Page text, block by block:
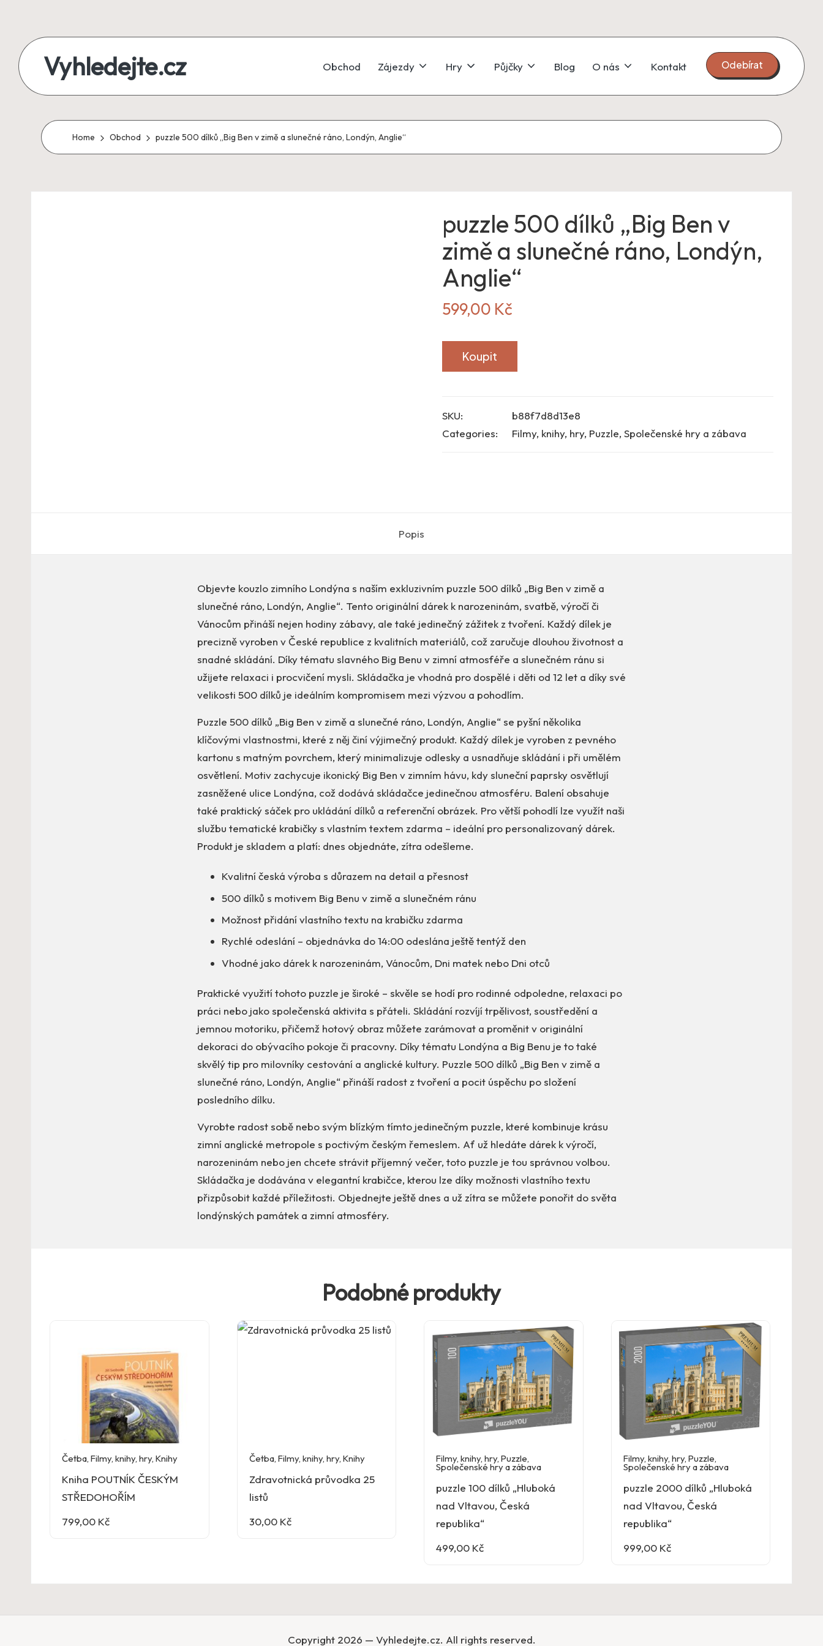
content
Vyhledejte.cz
produkty
i
Obchod Zájezdy Hry Půjčky Blog O nás Kontakt Odebírat
Home Obchod puzzle 500 dílků „Big Ben v zimě a slunečné ráno, Londýn, Anglie“
puzzle 500 dílků „Big Ben v
zimě a slunečné ráno, Londýn,
Anglie“
599,00 Kč
Koupit
SKU:
b88f7d8d13e8
Categories:
Filmy, knihy, hry, Puzzle, Společenské hry a zábava
Popis
Objevte kouzlo zimního Londýna s naším exkluzivním puzzle 500 dílků „Big Ben v zimě a
slunečné ráno, Londýn, Anglie“. Tento originální dárek k narozeninám, svatbě, výročí či
Vánocům přináší nejen hodiny zábavy, ale také jedinečný zážitek z tvoření. Každý dílek je
precizně vyroben v České republice z kvalitních materiálů, což zaručuje dlouhou životnost a
snadné skládání. Díky tématu slavného Big Benu v zimní atmosféře a slunečném ránu si
užijete relaxaci i procvičení mysli. Skládačka je vhodná pro dospělé i děti od 12 let a díky své
velikosti 500 dílků je ideálním kompromisem mezi výzvou a pohodlím.
Puzzle 500 dílků „Big Ben v zimě a slunečné ráno, Londýn, Anglie“ se pyšní několika
klíčovými vlastnostmi, které z něj činí výjimečný produkt. Každý dílek je vyroben z pevného
kartonu s matným povrchem, který minimalizuje odlesky a usnadňuje skládání i při umělém
osvětlení. Motiv zachycuje ikonický Big Ben v zimním hávu, kdy sluneční paprsky osvětlují
zasněžené ulice Londýna, což dodává skládačce jedinečnou atmosféru. Balení obsahuje
také praktický sáček pro ukládání dílků a referenční obrázek. Pro větší pohodlí lze využít naši
službu tematické krabičky s vlastním textem zdarma – ideální pro personalizovaný dárek.
Produkt je skladem a platí: dnes objednáte, zítra odešleme.
Kvalitní česká výroba s důrazem na detail a přesnost
500 dílků s motivem Big Benu v zimě a slunečném ránu
Možnost přidání vlastního textu na krabičku zdarma
Rychlé odeslání – objednávka do 14:00 odeslána ještě tentýž den
Vhodné jako dárek k narozeninám, Vánocům, Dni matek nebo Dni otců
Praktické využití tohoto puzzle je široké – skvěle se hodí pro rodinné odpoledne, relaxaci po
práci nebo jako společenská aktivita s přáteli. Skládání rozvíjí trpělivost, soustředění a
jemnou motoriku, přičemž hotový obraz můžete zarámovat a proměnit v originální
dekoraci do obývacího pokoje či pracovny. Díky tématu Londýna a Big Benu je to také
skvělý tip pro milovníky cestování a anglické kultury. Puzzle 500 dílků „Big Ben v zimě a
slunečné ráno, Londýn, Anglie“ přináší radost z tvoření a pocit úspěchu po složení
posledního dílku.
Vyrobte radost sobě nebo svým blízkým tímto jedinečným puzzle, které kombinuje krásu
zimní anglické metropole s poctivým českým řemeslem. Ať už hledáte dárek k výročí,
narozeninám nebo jen chcete strávit příjemný večer, toto puzzle je tou správnou volbou.
Skládačka je dodávána v elegantní krabičce, kterou lze díky možnosti vlastního textu
přizpůsobit každé příležitosti. Objednejte ještě dnes a už zítra se můžete ponořit do světa
londýnských památek a zimní atmosféry.
Podobné produkty
Četba, Filmy, knihy, hry, Knihy
Kniha POUTNÍK ČESKÝM
STŘEDOHOŘÍM
799,00 Kč
Četba, Filmy, knihy, hry, Knihy
Zdravotnická průvodka 25
listů
30,00 Kč
Filmy, knihy, hry,Puzzle,
Společenské hry a zábava
puzzle 100 dílků „Hluboká
nad Vltavou, Česká
republika“
499,00 Kč
Filmy, knihy, hry, Puzzle,
Společenské hry a zábava
puzzle 2000 dílků „Hluboká
nad Vltavou, Česká
republika“
999,00 Kč
Copyright 2026 — Vyhledejte.cz. All rights reserved.